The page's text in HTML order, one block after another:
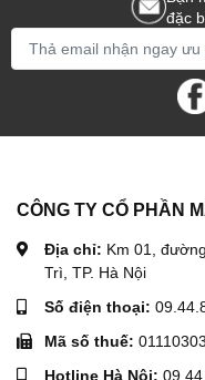
đặc
CÔNG TY CỔ PHẦN
Địa chỉ: Km 01,
Trì, TP. Hà Nội
Số điện thoại:
Mã số thuế:
Hotline Hà Nội: